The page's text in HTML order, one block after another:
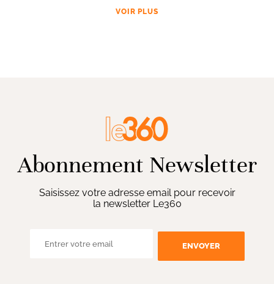
VOIR PLUS
Abonnement Newsletter
Saisissez votre adresse email pour recevoir
la newsletter Le360
ENVOYER